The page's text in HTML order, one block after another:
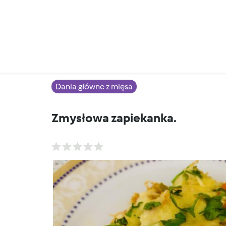
Dania główne z mięsa
Zmysłowa zapiekanka.